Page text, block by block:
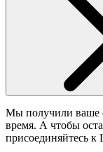
Мы получили ваше
время. А чтобы
присоединяйтесь